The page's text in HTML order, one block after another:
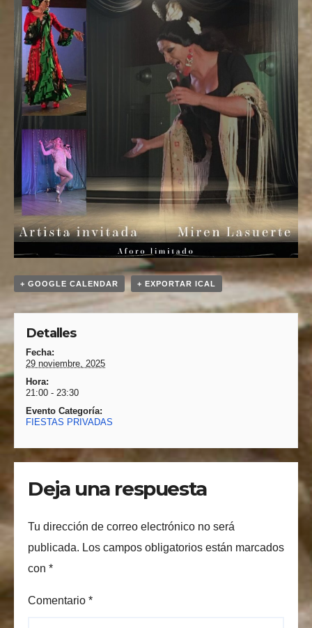
+ GOOGLE CALENDAR + EXPORTAR ICAL
Detalles
Fecha:
29 noviembre, 2025
Hora:
21:00 - 23:30
Evento Categoría:
FIESTAS PRIVADAS
Deja una respuesta
Tu dirección de correo electrónico no será
publicada. Los campos obligatorios están marcados
con *
Comentario *